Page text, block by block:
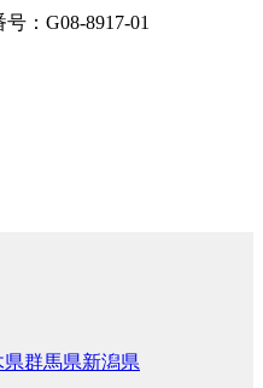
：G08-8917-01
県群馬県新潟県